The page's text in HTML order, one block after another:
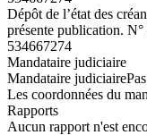
Dépôt de l’état des
présente publication.
534667274
Mandataire judiciaire
Mandataire judiciaire
Les coordonnées du
Rapports
Aucun rapport n'est